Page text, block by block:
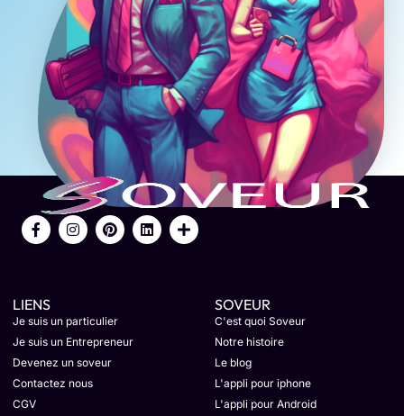
LIENS
Je suis un particulier
Je suis un Entrepreneur
Devenez un soveur
Contactez nous
CGV
SOVEUR
C'est quoi Soveur
Notre histoire
Le blog
L'appli pour iphone
L'appli pour Android